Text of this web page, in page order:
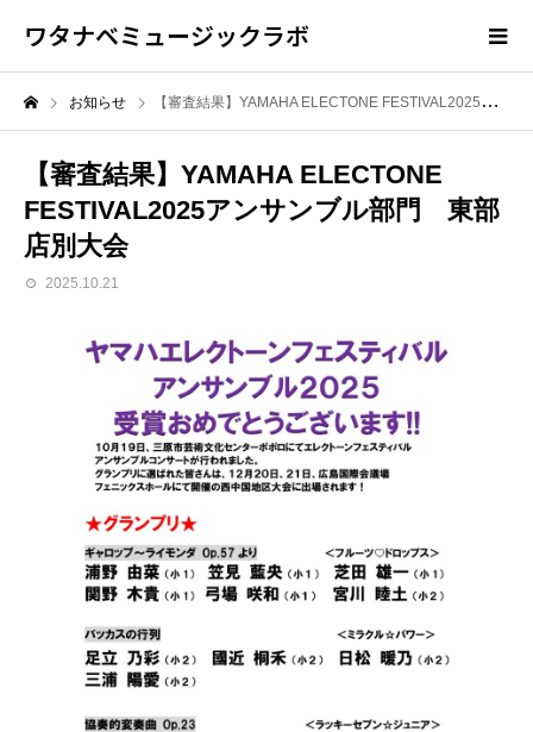
ワタナベミュージックラボ
お知らせ 【審査結果】YAMAHA ELECTONE FESTIVAL2025アンサンブル部門 東部店別大会
【審査結果】YAMAHA ELECTONE
FESTIVAL2025アンサンブル部門 東部
店別大会
2025.10.21